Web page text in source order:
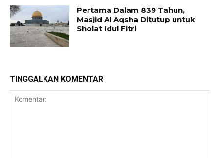
Pertama Dalam 839 Tahun,
Masjid Al Aqsha Ditutup untuk
Sholat Idul Fitri
TINGGALKAN KOMENTAR